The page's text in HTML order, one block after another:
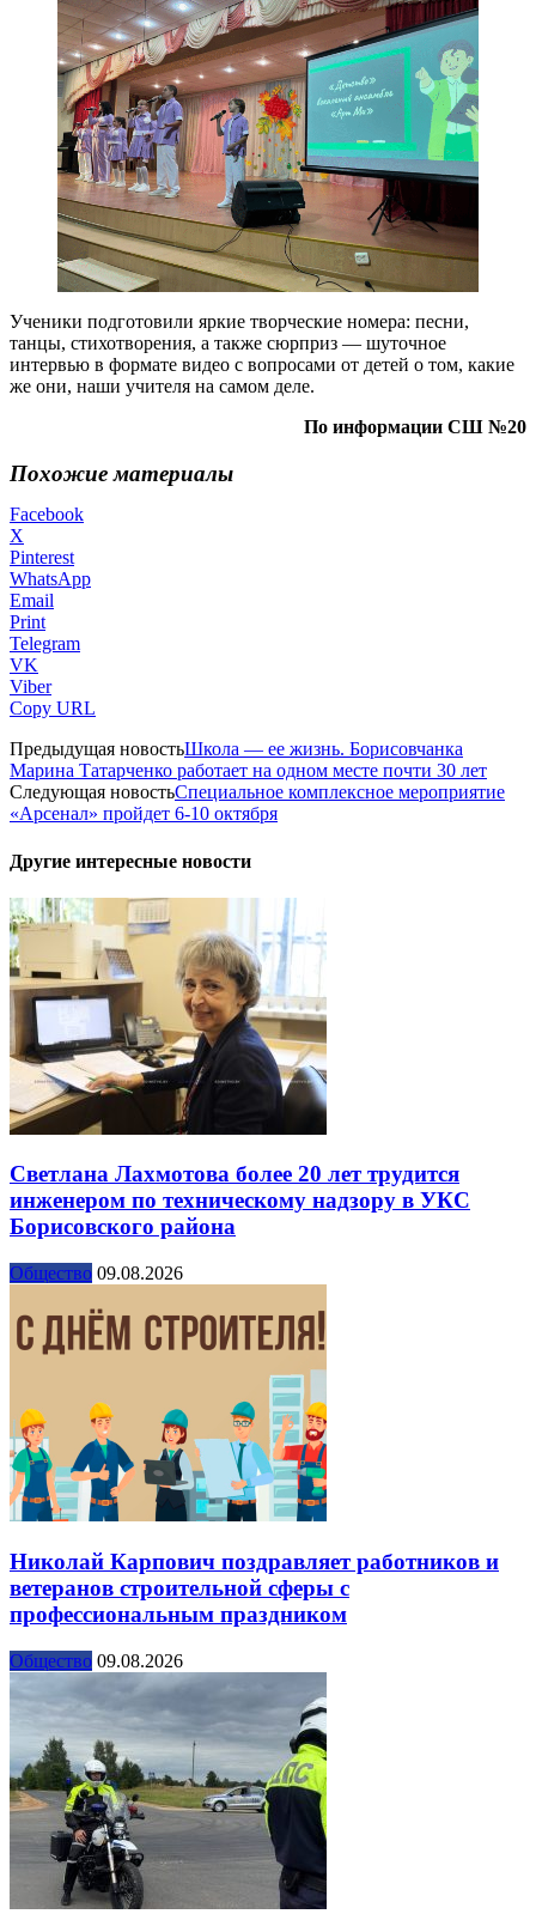
Ученики подготовили яркие творческие номера: песни,
танцы, стихотворения, а также сюрприз — шуточное
интервью в формате видео с вопросами от детей о том, какие
же они, наши учителя на самом деле.
По информации СШ №20
Похожие материалы
Facebook
X
Pinterest
WhatsApp
Email
Print
Telegram
VK
Viber
Copy URL
Предыдущая новостьШкола — ее жизнь. Борисовчанка
Марина Татарченко работает на одном месте почти 30 лет
Следующая новостьСпециальное комплексное мероприятие
«Арсенал» пройдет 6-10 октября
Другие интересные новости
Светлана Лахмотова более 20 лет трудится
инженером по техническому надзору в УКС
Борисовского района
Общество 09.08.2026
Николай Карпович поздравляет работников и
ветеранов строительной сферы с
профессиональным праздником
Общество 09.08.2026